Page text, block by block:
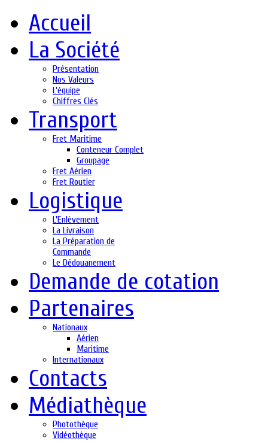
Accueil
La Société
Présentation
Nos Valeurs
L'équipe
Chiffres Clés
Transport
Fret Maritime
Conteneur Complet
Groupage
Fret Aérien
Fret Routier
Logistique
L'Enlèvement
La Livraison
La Préparation de
Commande
Le Dédouanement
Demande de cotation
Partenaires
Nationaux
Aérien
Maritime
Internationaux
Contacts
Médiathèque
Photothèque
Vidéothèque